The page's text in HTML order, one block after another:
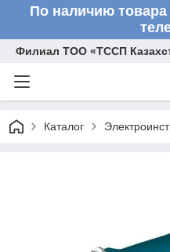
По наличию
Филиал ТОО «ТССП
Каталог